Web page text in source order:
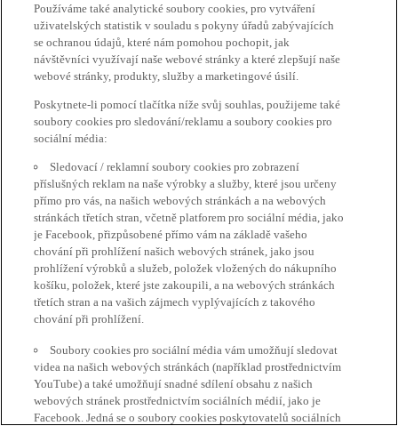
Používáme také analytické soubory cookies, pro vytváření
uživatelských statistik v souladu s pokyny úřadů zabývajících
se ochranou údajů, které nám pomohou pochopit, jak
návštěvníci využívají naše webové stránky a které zlepšují naše
webové stránky, produkty, služby a marketingové úsilí.
Poskytnete-li pomocí tlačítka níže svůj souhlas, použijeme také
soubory cookies pro sledování/reklamu a soubory cookies pro
sociální média:
Sledovací / reklamní soubory cookies pro zobrazení
příslušných reklam na naše výrobky a služby, které jsou určeny
přímo pro vás, na našich webových stránkách a na webových
stránkách třetích stran, včetně platforem pro sociální média, jako
je Facebook, přizpůsobené přímo vám na základě vašeho
chování při prohlížení našich webových stránek, jako jsou
prohlížení výrobků a služeb, položek vložených do nákupního
košíku, položek, které jste zakoupili, a na webových stránkách
třetích stran a na vašich zájmech vyplývajících z takového
chování při prohlížení.
Soubory cookies pro sociální média vám umožňují sledovat
videa na našich webových stránkách (například prostřednictvím
YouTube) a také umožňují snadné sdílení obsahu z našich
webových stránek prostřednictvím sociálních médií, jako je
Facebook. Jedná se o soubory cookies poskytovatelů sociálních